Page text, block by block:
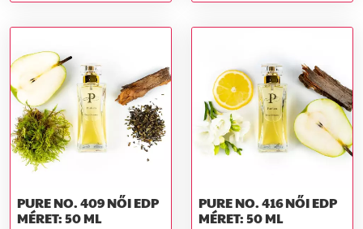
PURE NO. 409 NŐI EDP
MÉRET: 50 ML
PURE NO. 416 NŐI EDP
MÉRET: 50 ML